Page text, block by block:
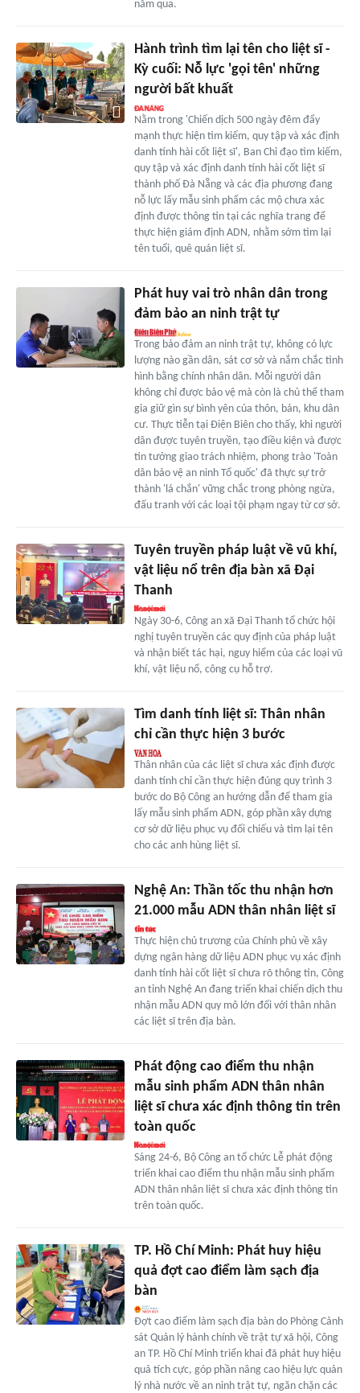
năm qua.
Hành trình tìm lại tên cho liệt sĩ -
Kỳ cuối: Nỗ lực 'gọi tên' những
người bất khuất
Nằm trong 'Chiến dịch 500 ngày đêm đẩy
mạnh thực hiện tìm kiếm, quy tập và xác định
danh tính hài cốt liệt sĩ', Ban Chỉ đạo tìm kiếm,
quy tập và xác định danh tính hài cốt liệt sĩ
thành phố Đà Nẵng và các địa phương đang
nỗ lực lấy mẫu sinh phẩm các mộ chưa xác
định được thông tin tại các nghĩa trang để
thực hiện giám định ADN, nhằm sớm tìm lại
tên tuổi, quê quán liệt sĩ.
Phát huy vai trò nhân dân trong
đảm bảo an ninh trật tự
Trong bảo đảm an ninh trật tự, không có lực
lượng nào gần dân, sát cơ sở và nắm chắc tình
hình bằng chính nhân dân. Mỗi người dân
không chỉ được bảo vệ mà còn là chủ thể tham
gia giữ gìn sự bình yên của thôn, bản, khu dân
cư. Thực tiễn tại Điện Biên cho thấy, khi người
dân được tuyên truyền, tạo điều kiện và được
tin tưởng giao trách nhiệm, phong trào 'Toàn
dân bảo vệ an ninh Tổ quốc' đã thực sự trở
thành 'lá chắn' vững chắc trong phòng ngừa,
đấu tranh với các loại tội phạm ngay từ cơ sở.
Tuyên truyền pháp luật về vũ khí,
vật liệu nổ trên địa bàn xã Đại
Thanh
Ngày 30-6, Công an xã Đại Thanh tổ chức hội
nghị tuyên truyền các quy định của pháp luật
và nhận biết tác hại, nguy hiểm của các loại vũ
khí, vật liệu nổ, công cụ hỗ trợ.
Tìm danh tính liệt sĩ: Thân nhân
chỉ cần thực hiện 3 bước
Thân nhân của các liệt sĩ chưa xác định được
danh tính chỉ cần thực hiện đúng quy trình 3
bước do Bộ Công an hướng dẫn để tham gia
lấy mẫu sinh phẩm ADN, góp phần xây dựng
cơ sở dữ liệu phục vụ đối chiếu và tìm lại tên
cho các anh hùng liệt sĩ.
Nghệ An: Thần tốc thu nhận hơn
21.000 mẫu ADN thân nhân liệt sĩ
Thực hiện chủ trương của Chính phủ về xây
dựng ngân hàng dữ liệu ADN phục vụ xác định
danh tính hài cốt liệt sĩ chưa rõ thông tin, Công
an tỉnh Nghệ An đang triển khai chiến dịch thu
nhận mẫu ADN quy mô lớn đối với thân nhân
các liệt sĩ trên địa bàn.
Phát động cao điểm thu nhận
mẫu sinh phẩm ADN thân nhân
liệt sĩ chưa xác định thông tin trên
toàn quốc
Sáng 24-6, Bộ Công an tổ chức Lễ phát động
triển khai cao điểm thu nhận mẫu sinh phẩm
ADN thân nhân liệt sĩ chưa xác định thông tin
trên toàn quốc.
TP. Hồ Chí Minh: Phát huy hiệu
quả đợt cao điểm làm sạch địa
bàn
Đợt cao điểm làm sạch địa bàn do Phòng Cảnh
sát Quản lý hành chính về trật tự xã hội, Công
an TP. Hồ Chí Minh triển khai đã phát huy hiệu
quả tích cực, góp phần nâng cao hiệu lực quản
lý nhà nước về an ninh trật tự, ngăn chặn các